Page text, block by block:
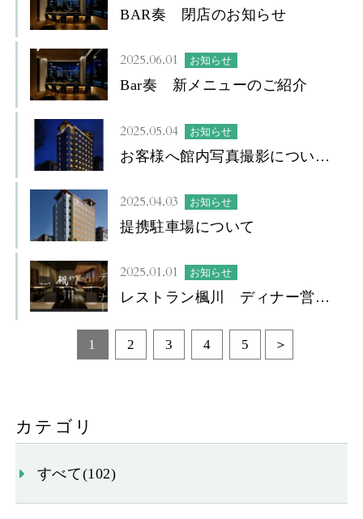
BAR奏 閉店のお知らせ
2025.06.01 お知らせ
Bar奏 新メニューのご紹介
2025.05.04 お知らせ
お客様へ館内写真撮影について
2025.04.03 お知らせ
提携駐車場について
2025.01.01 お知らせ
レストラン楓川 ディナー営業
1 2 3 4 5
カテゴリ
すべて(102)